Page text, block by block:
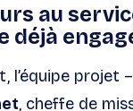
au
déjà
l’équipe projet
, cheffe de